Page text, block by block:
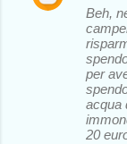
i
Beh,
per
acqua
20